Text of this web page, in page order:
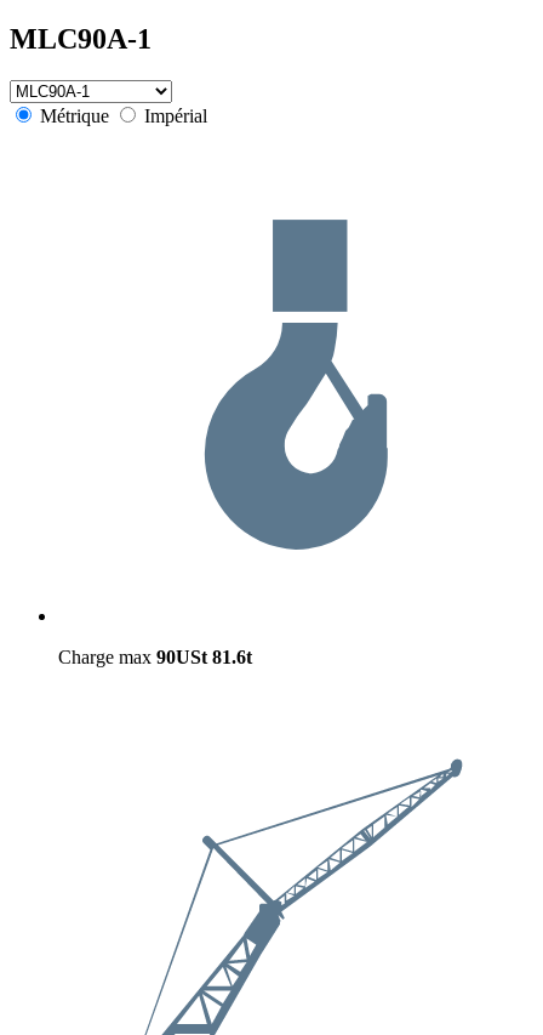
MLC90A-1
Métrique Impérial
Charge max 90USt 81.6t